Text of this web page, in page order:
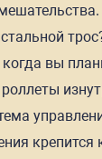
вы
крепится